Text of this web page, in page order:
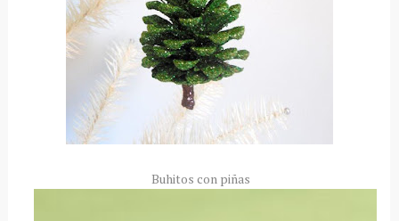
Buhitos con piñas